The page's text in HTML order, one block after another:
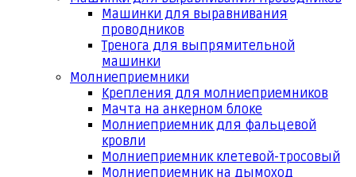
Машинки для выравнивания
проводников
Тренога для выпрямительной
машинки
Молниеприемники
Крепления для молниеприемников
Мачта на анкерном блоке
Молниеприемник для фальцевой
кровли
Молниеприемник клетевой-тросовый
Молниеприемник на дымоход